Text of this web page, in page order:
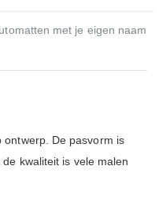
met je eigen naam
ontwerp. De pasvorm is
kwaliteit is vele malen